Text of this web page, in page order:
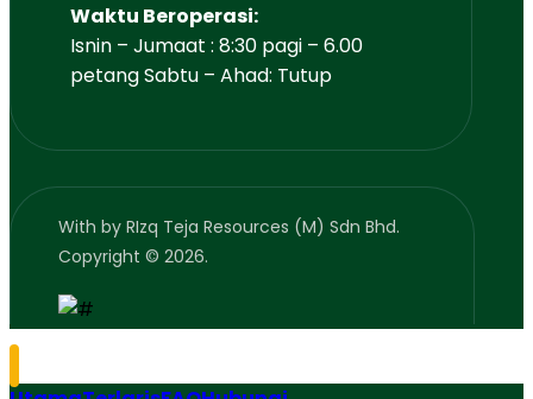
Waktu Beroperasi:
Isnin – Jumaat : 8:30 pagi – 6.00
petang Sabtu – Ahad: Tutup
With by RIzq Teja Resources (M) Sdn Bhd.
Copyright © 2026.